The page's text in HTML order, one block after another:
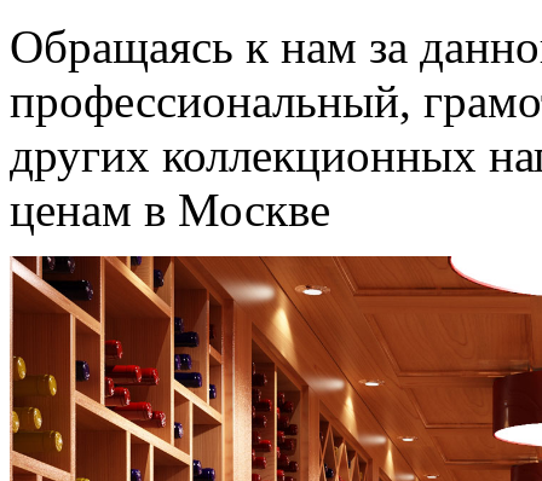
Обращаясь к нам за
профессиональный,
других коллекционных
ценам в Москве